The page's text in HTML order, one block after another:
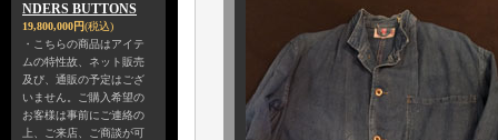
NDERS BUTTONS
19,800,000円(税込)
・こちらの商品はアイテ
ムの特性故、ネット販売
及び、通販の予定はござ
いません。ご購入希望の
お客様は事前にご連絡の
上、ご来店、ご商談が可